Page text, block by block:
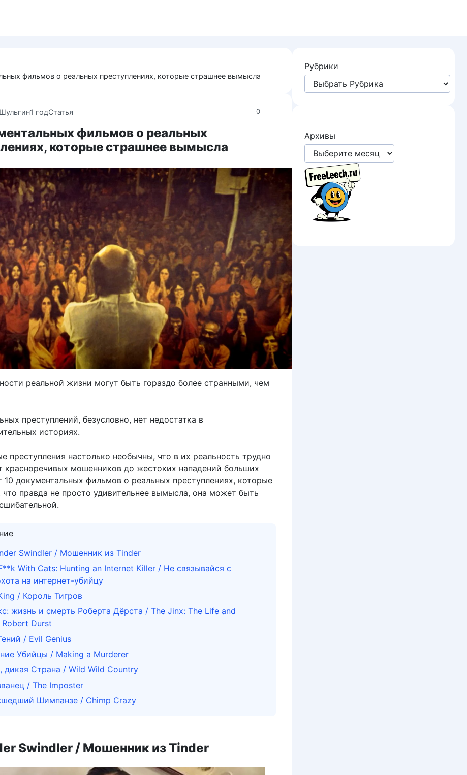
фильмов о реальных преступлениях, которые страшнее вымысла
0
1 годСтатья
фильмов о реальных
которые страшнее вымысла
реальной жизни могут быть гораздо более странными, чем
преступлений, безусловно, нет недостатка в
историях.
преступления настолько необычны, что в их реальность трудно
красноречивых мошенников до жестоких нападений больших
документальных фильмов о реальных преступлениях, которые
что правда не просто удивительнее вымысла, она может быть
Swindler / Мошенник из Tinder
With Cats: Hunting an Internet Killer / Не связывайся с
на интернет-убийцу
/ Король Тигров
жизнь и смерть Роберта Дёрста / The Jinx: The Life and
Durst
/ Evil Genius
Убийцы / Making a Murderer
дикая Страна / Wild Wild Country
/ The Imposter
Шимпанзе / Chimp Crazy
Swindler / Мошенник из Tinder
Рубрики
Архивы